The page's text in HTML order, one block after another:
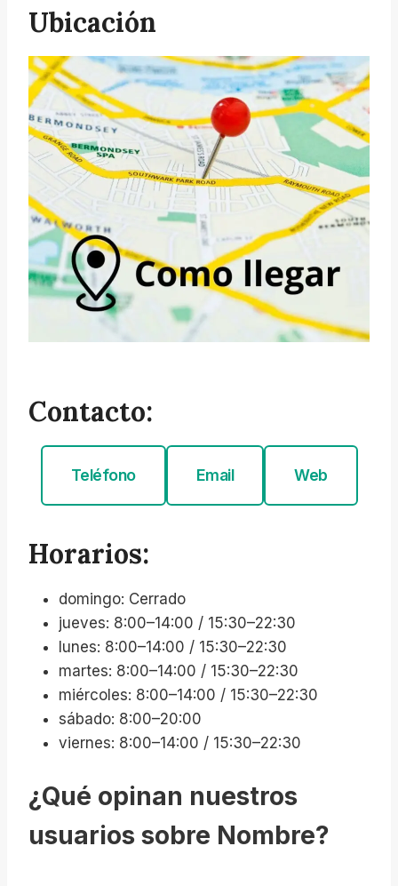
Ubicación
Contacto:
Teléfono Email Web
Horarios:
domingo: Cerrado
jueves: 8:00–14:00 / 15:30–22:30
lunes: 8:00–14:00 / 15:30–22:30
martes: 8:00–14:00 / 15:30–22:30
miércoles: 8:00–14:00 / 15:30–22:30
sábado: 8:00–20:00
viernes: 8:00–14:00 / 15:30–22:30
¿Qué opinan nuestros
usuarios sobre Nombre?